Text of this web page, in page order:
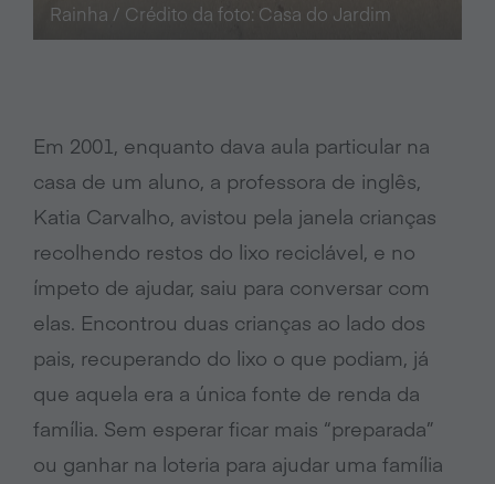
Rainha / Crédito da foto: Casa do Jardim
Em 2001, enquanto dava aula particular na
casa de um aluno, a professora de inglês,
Katia Carvalho, avistou pela janela crianças
recolhendo restos do lixo reciclável, e no
ímpeto de ajudar, saiu para conversar com
elas. Encontrou duas crianças ao lado dos
pais, recuperando do lixo o que podiam, já
que aquela era a única fonte de renda da
família. Sem esperar ficar mais “preparada”
ou ganhar na loteria para ajudar uma família